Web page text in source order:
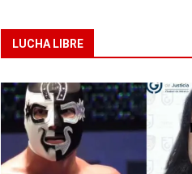
LUCHA LIBRE